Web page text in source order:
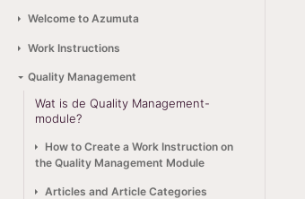
Welcome to Azumuta
Work Instructions
Quality Management
Wat is de Quality Management-
module?
How to Create a Work Instruction on
the Quality Management Module
Articles and Article Categories